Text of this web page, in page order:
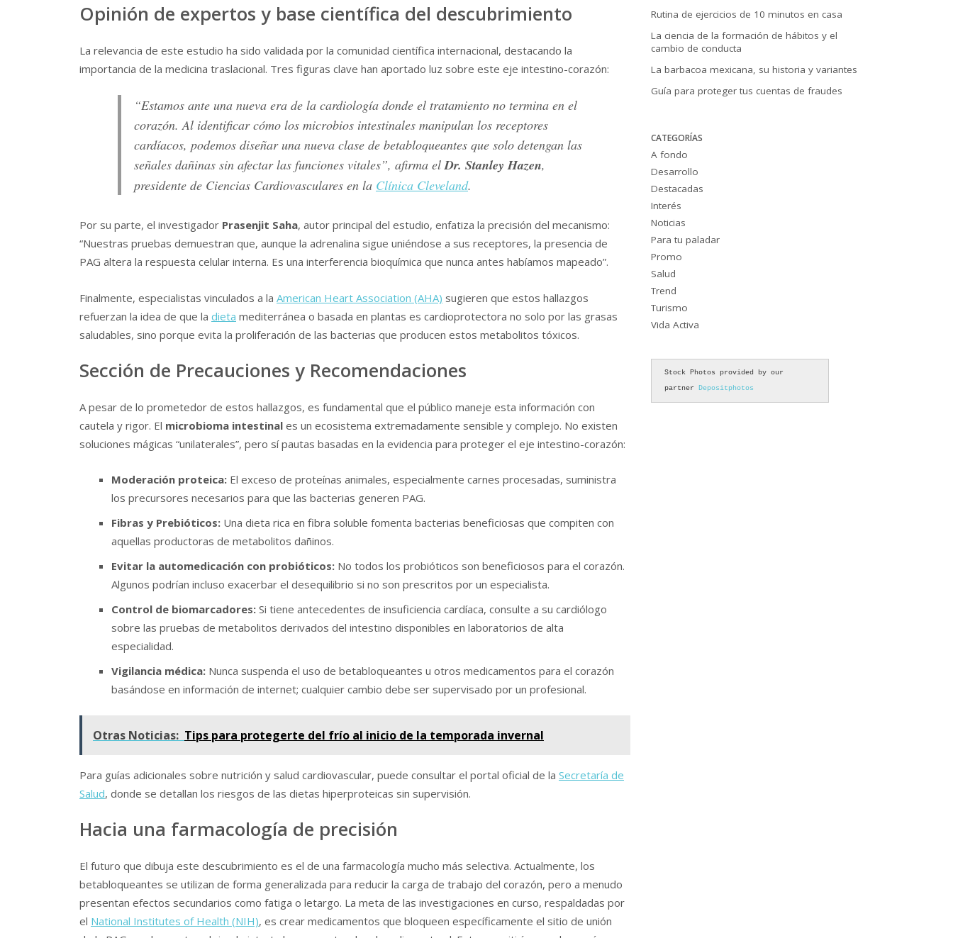
Opinión de expertos y base científica del descubrimiento
La relevancia de este estudio ha sido validada por la comunidad científica internacional, destacando la
importancia de la medicina traslacional. Tres figuras clave han aportado luz sobre este eje intestino-corazón:
“Estamos ante una nueva era de la cardiología donde el tratamiento no termina en el
corazón. Al identificar cómo los microbios intestinales manipulan los receptores
cardíacos, podemos diseñar una nueva clase de betabloqueantes que solo detengan las
señales dañinas sin afectar las funciones vitales”, afirma elDr. Stanley Hazen,
presidente de Ciencias Cardiovasculares en la Clínica Cleveland.
Por su parte, el investigador Prasenjit Saha, autor principal del estudio, enfatiza la precisión del mecanismo:
“Nuestras pruebas demuestran que, aunque la adrenalina sigue uniéndose a sus receptores, la presencia de
PAG altera la respuesta celular interna. Es una interferencia bioquímica que nunca antes habíamos mapeado”.
Finalmente, especialistas vinculados a la American Heart Association (AHA) sugieren que estos hallazgos
refuerzan la idea de que la dieta mediterránea o basada en plantas es cardioprotectora no solo por las grasas
saludables, sino porque evita la proliferación de las bacterias que producen estos metabolitos tóxicos.
Sección de Precauciones y Recomendaciones
A pesar de lo prometedor de estos hallazgos, es fundamental que el público maneje esta información con
cautela y rigor. El microbioma intestinal es un ecosistema extremadamente sensible y complejo. No existen
soluciones mágicas “unilaterales”, pero sí pautas basadas en la evidencia para proteger el eje intestino-corazón:
Moderación proteica: El exceso de proteínas animales, especialmente carnes procesadas, suministra
los precursores necesarios para que las bacterias generen PAG.
Fibras y Prebióticos: Una dieta rica en fibra soluble fomenta bacterias beneficiosas que compiten con
aquellas productoras de metabolitos dañinos.
Evitar la automedicación con probióticos: No todos los probióticos son beneficiosos para el corazón.
Algunos podrían incluso exacerbar el desequilibrio si no son prescritos por un especialista.
Control de biomarcadores: Si tiene antecedentes de insuficiencia cardíaca, consulte a su cardiólogo
sobre las pruebas de metabolitos derivados del intestino disponibles en laboratorios de alta
especialidad.
Vigilancia médica: Nunca suspenda el uso de betabloqueantes u otros medicamentos para el corazón
basándose en información de internet; cualquier cambio debe ser supervisado por un profesional.
Otras Noticias: Tips para protegerte del frío al inicio de la temporada invernal
Para guías adicionales sobre nutrición y salud cardiovascular, puede consultar el portal oficial de la Secretaría de
Salud, donde se detallan los riesgos de las dietas hiperproteicas sin supervisión.
Hacia una farmacología de precisión
El futuro que dibuja este descubrimiento es el de una farmacología mucho más selectiva. Actualmente, los
betabloqueantes se utilizan de forma generalizada para reducir la carga de trabajo del corazón, pero a menudo
presentan efectos secundarios como fatiga o letargo. La meta de las investigaciones en curso, respaldadas por
el National Institutes of Health (NIH), es crear medicamentos que bloqueen específicamente el sitio de unión
Rutina de ejercicios de 10 minutos en casa
La ciencia de la formación de hábitos y el
cambio de conducta
La barbacoa mexicana, su historia y variantes
Guía para proteger tus cuentas de fraudes
CATEGORÍAS
A fondo
Desarrollo
Destacadas
Interés
Noticias
Para tu paladar
Promo
Salud
Trend
Turismo
Vida Activa
Stock Photos provided by our
partner Depositphotos